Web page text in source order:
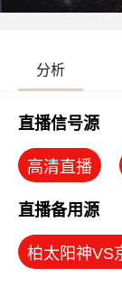
柏太阳
分析
直播信号源
高清直播
直播备用源
柏太阳神VS